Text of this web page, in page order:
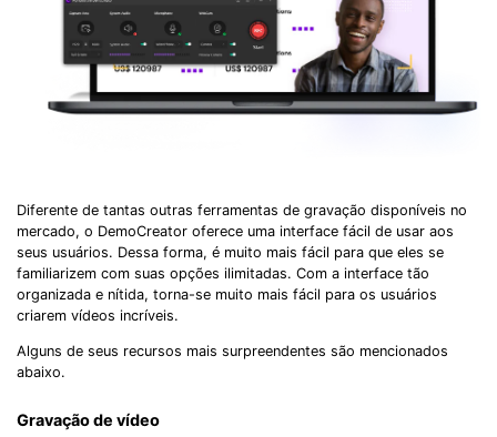
Diferente de tantas outras ferramentas de gravação disponíveis no
mercado, o DemoCreator oferece uma interface fácil de usar aos
seus usuários. Dessa forma, é muito mais fácil para que eles se
familiarizem com suas opções ilimitadas. Com a interface tão
organizada e nítida, torna-se muito mais fácil para os usuários
criarem vídeos incríveis.
Alguns de seus recursos mais surpreendentes são mencionados
abaixo.
Gravação de vídeo